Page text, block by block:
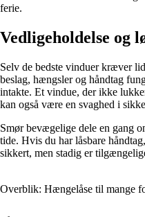
ferie.
Vedligeholdelse og
Selv de bedste vinduer kræver
beslag, hængsler og håndtag
intakte. Et vindue, der ikke
kan også være en svaghed i
Smør bevægelige dele en gang
tide. Hvis du har låsbare
sikkert, men stadig er
Overblik: Hængelåse til mange